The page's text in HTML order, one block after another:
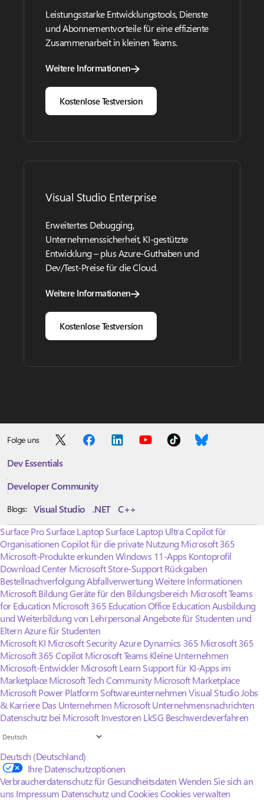
Leistungsstarke Entwicklungstools, Dienste
und Abonnementvorteile für eine effiziente
Zusammenarbeit in kleinen Teams.
Weitere Informationen
Kostenlose Testversion
Visual Studio Enterprise
Erweitertes Debugging,
Unternehmenssicherheit, KI-gestützte
Entwicklung – plus Azure-Guthaben und
Dev/Test-Preise für die Cloud.
Weitere Informationen
Kostenlose Testversion
Folge uns
Dev Essentials
Developer Community
Blogs: Visual Studio .NET C++
Surface Pro Surface Laptop Surface Laptop UltraCopilot für
OrganisationenCopilot für die private Nutzung Microsoft 365
Microsoft-Produkte erkundenWindows 11-Apps Kontoprofil
Download CenterMicrosoft Store-Support Rückgaben
Bestellnachverfolgung Abfallverwertung Weitere Informationen
Microsoft Bildung Geräte für den Bildungsbereich Microsoft Teams
for Education Microsoft 365 EducationOffice EducationAusbildung
und Weiterbildung von Lehrpersonal Angebote für Studenten und
ElternAzure für Studenten
Microsoft KI Microsoft SecurityAzure Dynamics 365 Microsoft 365
Microsoft 365 CopilotMicrosoft Teams Kleine Unternehmen
Microsoft-Entwickler Microsoft Learn Support für KI-Apps im
Marketplace Microsoft Tech Community Microsoft Marketplace
Microsoft Power Platform Softwareunternehmen Visual StudioJobs
& Karriere Das Unternehmen Microsoft Unternehmensnachrichten
Datenschutz bei Microsoft Investoren LkSG Beschwerdeverfahren
Deutsch (Deutschland)
Ihre Datenschutzoptionen
Verbraucherdatenschutz für GesundheitsdatenWenden Sie sich an
uns Impressum Datenschutz und CookiesCookies verwalten